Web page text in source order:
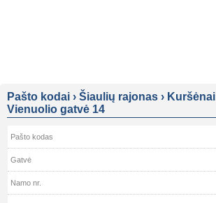
Pašto kodai › Šiaulių rajonas › Kuršėnai
Vienuolio gatvė 14